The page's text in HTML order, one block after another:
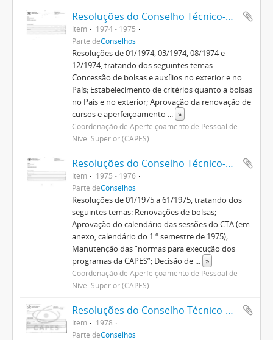
Resoluções do Conselho Técnico-Administrativo (1974-1982)
Item
1974 - 1975
Parte deConselhos
Resoluções de 01/1974, 03/1974, 08/1974 e
12/1974, tratando dos seguintes temas:
Concessão de bolsas e auxílios no exterior e no
País; Estabelecimento de critérios quanto a bolsas
no País e no exterior; Aprovação da renovação de
cursos e aperfeiçoamento ... »
Coordenação de Aperfeiçoamento de Pessoal de
Nível Superior (CAPES)
Resoluções do Conselho Técnico-Administrativo (1974-1982)
Item
1975 - 1976
Parte deConselhos
Resoluções de 01/1975 a 61/1975, tratando dos
seguintes temas: Renovações de bolsas;
Aprovação do calendário das sessões do CTA (em
anexo, calendário do 1.º semestre de 1975);
Manutenção das “normas para execução dos
programas da CAPES”; Decisão de ... »
Coordenação de Aperfeiçoamento de Pessoal de
Nível Superior (CAPES)
Resoluções do Conselho Técnico-Administrativo (1974-1982)
Item
1978
Parte deConselhos